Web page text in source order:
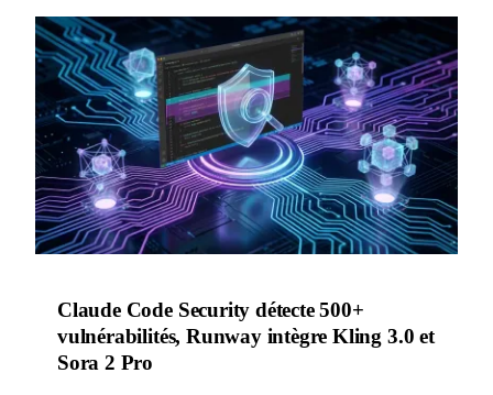
Claude Code Security détecte 500+
vulnérabilités, Runway intègre Kling 3.0 et
Sora 2 Pro